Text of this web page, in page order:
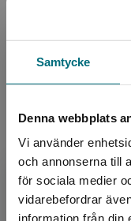
Samtycke
Denna webbplats
Vi använder
och annonserna till
för sociala medier
vidarebefordrar
information från din
gränslandet
sig detta
Sidantal: